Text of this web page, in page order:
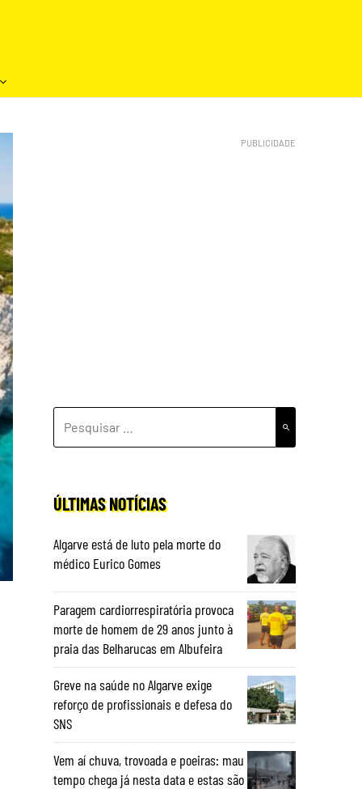
POR:
ÚLTIMAS NOTÍCIAS
Algarve está de luto pela morte do
médico Eurico Gomes
Paragem cardiorrespiratória provoca
morte de homem de 29 anos junto à
praia das Belharucas em Albufeira
Greve na saúde no Algarve exige
reforço de profissionais e defesa do
SNS
Vem aí chuva, trovoada e poeiras: mau
tempo chega já nesta data e estas são